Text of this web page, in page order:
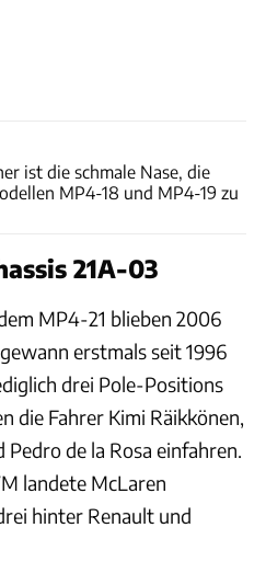
ist die schmale Nase, die
MP4-18 und MP4-19 zu
21A-03
MP4-21 blieben 2006
erstmals seit 1996
drei Pole-Positions
die Fahrer Kimi Räikkönen,
de la Rosa einfahren.
landete McLaren
hinter Renault und